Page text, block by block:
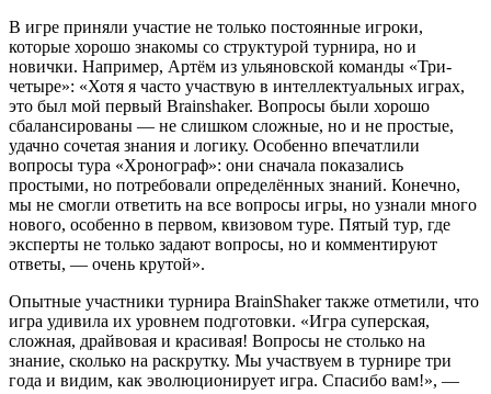
В игре приняли участие не только постоянные игроки,
которые хорошо знакомы со структурой турнира, но и
новички. Например, Артём из ульяновской команды «Три-
четыре»: «Хотя я часто участвую в интеллектуальных играх,
это был мой первый Brainshaker. Вопросы были хорошо
сбалансированы — не слишком сложные, но и не простые,
удачно сочетая знания и логику. Особенно впечатлили
вопросы тура «Хронограф»: они сначала показались
простыми, но потребовали определённых знаний. Конечно,
мы не смогли ответить на все вопросы игры, но узнали много
нового, особенно в первом, квизовом туре. Пятый тур, где
эксперты не только задают вопросы, но и комментируют
ответы, — очень крутой».
Опытные участники турнира BrainShaker также отметили, что
игра удивила их уровнем подготовки. «Игра суперская,
сложная, драйвовая и красивая! Вопросы не столько на
знание, сколько на раскрутку. Мы участвуем в турнире три
года и видим, как эволюционирует игра. Спасибо вам!», —